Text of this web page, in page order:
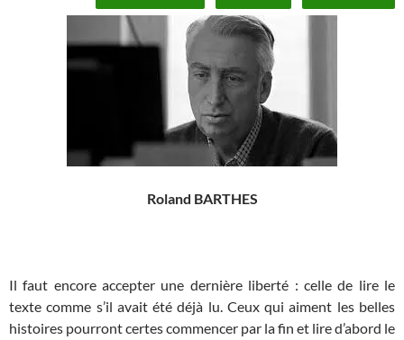
Roland BARTHES
Il faut encore accepter une dernière liberté : celle de lire le
texte comme s’il avait été déjà lu. Ceux qui aiment les belles
histoires pourront certes commencer par la fin et lire d’abord le